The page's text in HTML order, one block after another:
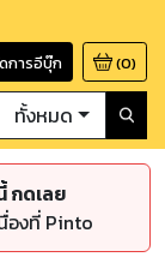
การอีบุ๊ก (0)
ทั้งหมด
กดเลย
องที่ Pinto